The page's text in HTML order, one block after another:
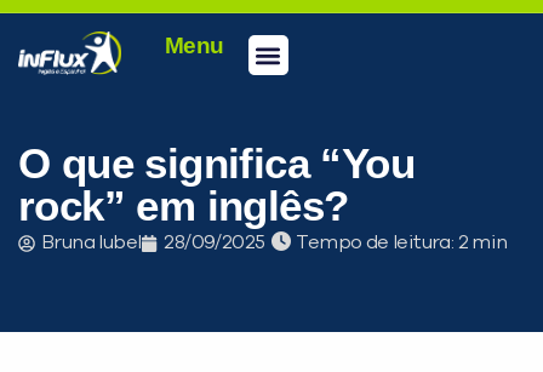
Menu
O que significa “You
rock” em inglês?
Bruna Iubel 28/09/2025 Tempo de leitura: